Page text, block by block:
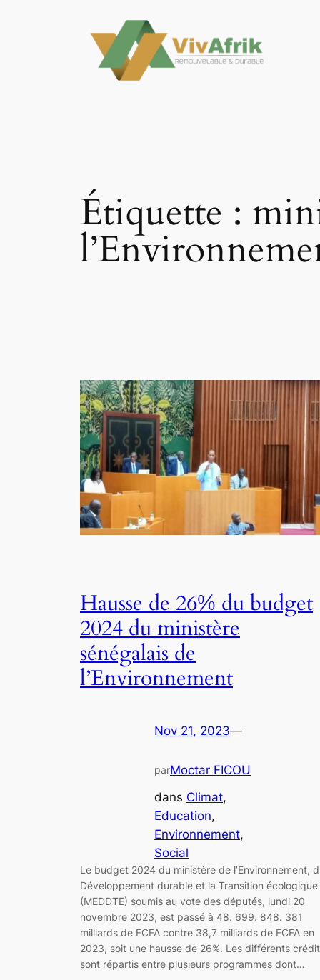
Étiquette :
Hausse de 26% du budget
2024 du ministère
sénégalais de
l’Environnement
Nov 21, 2023—
parMoctar FICOU
dans Climat
Education
Environnement
Social
Le budget 2024 du ministère de l’Environnement,
Développement durable et la Transition écologique
(MEDDTE) soumis au vote des députés, lundi 20
novembre 2023, est passé à 48. 699. 848. 381
milliards de FCFA contre 38,7 milliards de FCFA en
2023, soit une hausse de 26%. Les différents
sont répartis entre plusieurs programmes dont…